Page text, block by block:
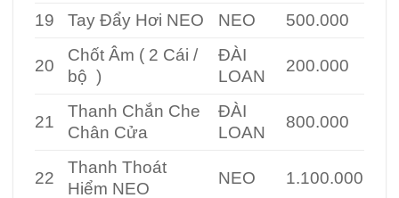
19 Tay Đẩy Hơi NEO NEO 500.000
20
Chốt Âm ( 2 Cái /
bộ )
ĐÀI
LOAN
200.000
21
Thanh Chắn Che
Chân Cửa
ĐÀI
LOAN
800.000
22
Thanh Thoát
Hiểm NEO
NEO 1.100.000